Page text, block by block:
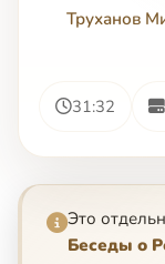
Труханов
31:32
Это
Беседы о